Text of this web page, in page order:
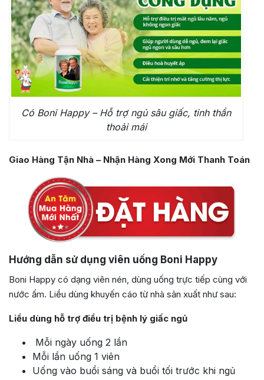
Có Boni Happy – Hỗ trợ ngủ sâu giấc, tinh thần
thoải mái
Giao Hàng Tận Nhà – Nhận Hàng Xong Mới Thanh Toán
Hướng dẫn sử dụng viên uống Boni Happy
Boni Happy có dạng viên nén, dùng uống trực tiếp cùng với
nước ấm. Liều dùng khuyến cáo từ nhà sản xuất như sau:
Liều dùng hỗ trợ điều trị bệnh lý giấc ngủ
Mỗi ngày uống 2 lần
Mỗi lần uống 1 viên
Uống vào buổi sáng và buổi tối trước khi ngủ